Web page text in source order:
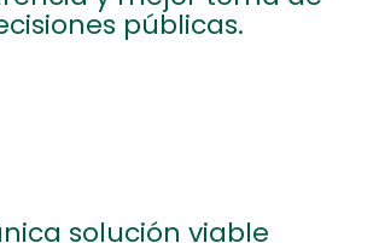
públicas.
solución viable